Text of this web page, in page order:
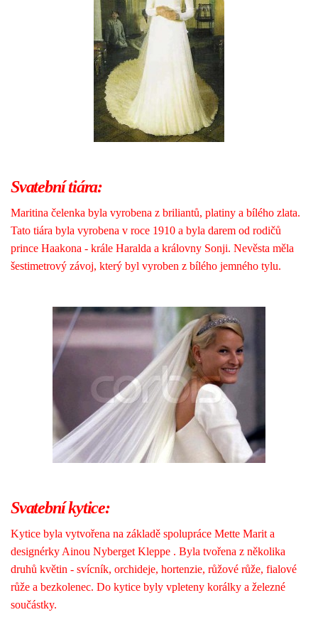
Svatební tiára:
Maritina čelenka byla vyrobena z briliantů, platiny a bílého zlata.
Tato tiára byla vyrobena v roce 1910 a byla darem od rodičů
prince Haakona - krále Haralda a královny Sonji. Nevěsta měla
šestimetrový závoj, který byl vyroben z bílého jemného tylu.
Svatební kytice:
Kytice byla vytvořena na základě spolupráce Mette Marit a
designérky Ainou Nyberget Kleppe . Byla tvořena z několika
druhů květin - svícník, orchideje, hortenzie, růžové růže, fialové
růže a bezkolenec. Do kytice byly vpleteny korálky a železné
součástky.